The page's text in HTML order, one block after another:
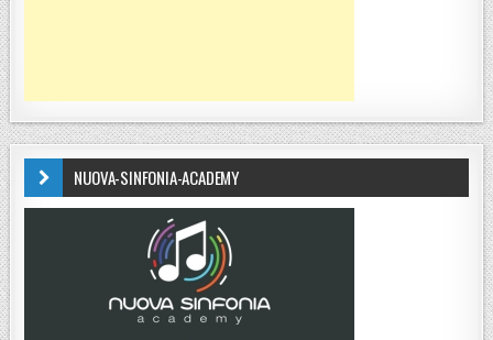
NUOVA-SINFONIA-ACADEMY